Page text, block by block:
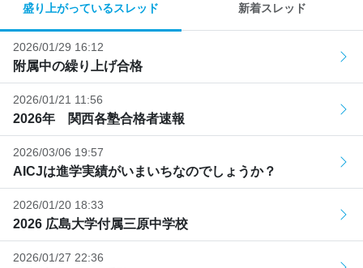
盛り上がっているスレッド 新着スレッド
2026/01/29 16:12
附属中の繰り上げ合格
2026/01/21 11:56
2026年 関西各塾合格者速報
2026/03/06 19:57
AICJは進学実績がいまいちなのでしょうか？
2026/01/20 18:33
2026 広島大学付属三原中学校
2026/01/27 22:36